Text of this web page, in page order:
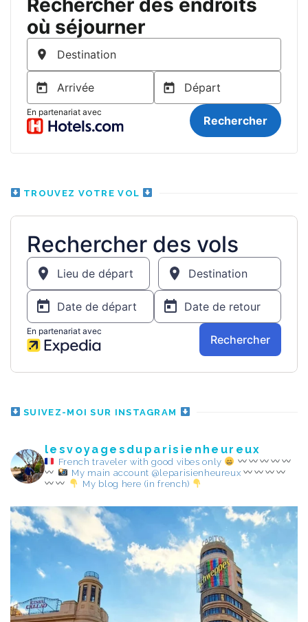
TROUVEZ VOTRE VOL
SUIVEZ-MOI SUR INSTAGRAM
lesvoyagesduparisienheureux
French traveler with good vibes only
My main account @leparisienheureux
My blog here (in french)